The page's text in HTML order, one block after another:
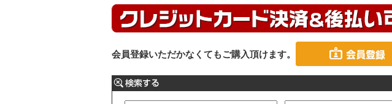
会員登録いただかなくてもご購入頂けます。